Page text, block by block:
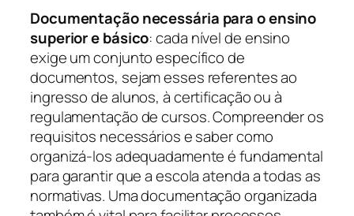
Documentação necessária para o ensino
superior e básico: cada nível de ensino
exige um conjunto específico de
documentos, sejam esses referentes ao
ingresso de alunos, à certificação ou à
regulamentação de cursos. Compreender os
requisitos necessários e saber como
organizá-los adequadamente é fundamental
para garantir que a escola atenda a todas as
normativas. Uma documentação organizada